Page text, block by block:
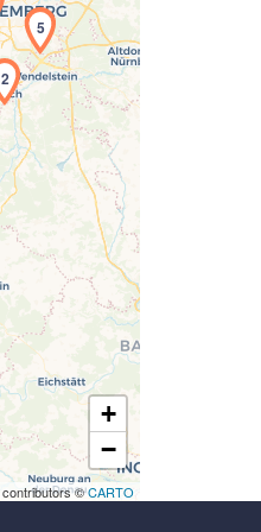
2
5
+
−
contributors ©CARTO